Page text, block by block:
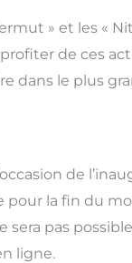
» et les «
de ces
le plus
de
la fin du
sera pas
ligne.